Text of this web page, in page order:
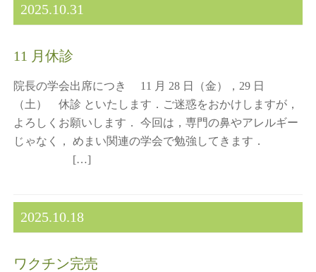
2025.10.31
11 月休診
院長の学会出席につき 11 月 28 日（金），29 日
（土） 休診 といたします．ご迷惑をおかけしますが，
よろしくお願いします． 今回は，専門の鼻やアレルギー
じゃなく， めまい関連の学会で勉強してきます．
[…]
2025.10.18
ワクチン完売